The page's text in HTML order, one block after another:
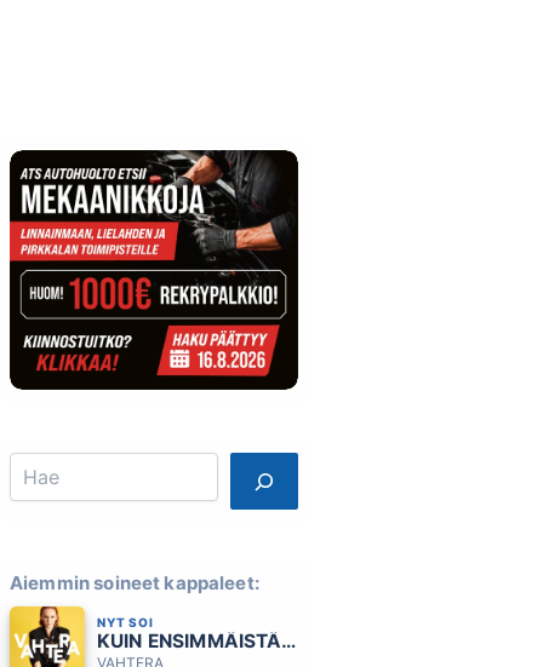
Search
Aiemmin soineet kappaleet:
NYT SOI
KUIN ENSIMMÄISTÄ PÄIVÄÄ
VAHTERA